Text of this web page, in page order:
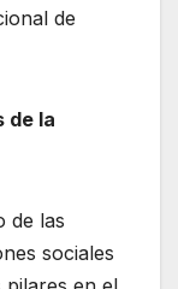
de
de la
de las
sociales